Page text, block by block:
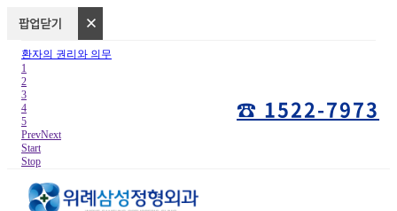
환자의 권리와 의무
1
2
3
4
5
PrevNext
Start
Stop
☎ 1522-7973